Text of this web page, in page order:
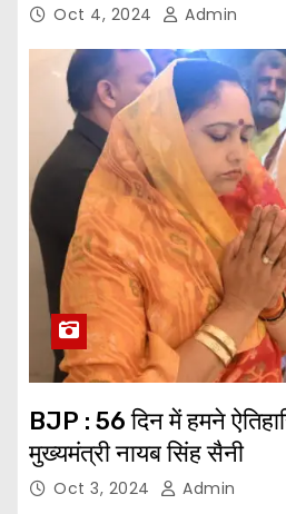
Oct 4, 2024 Admin
BJP : 56 दिन में हमने
मुख्यमंत्री नायब सिंह सैनी
Oct 3, 2024 Admin